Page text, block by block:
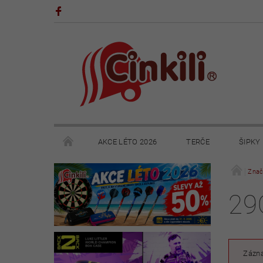
AKCE LÉTO 2026 TERČE ŠIPKY
POHÁRY A TROFEJE VÝPRODEJ HRY
KONTAKTY NAPIŠTE NÁM OBCHODNÍ